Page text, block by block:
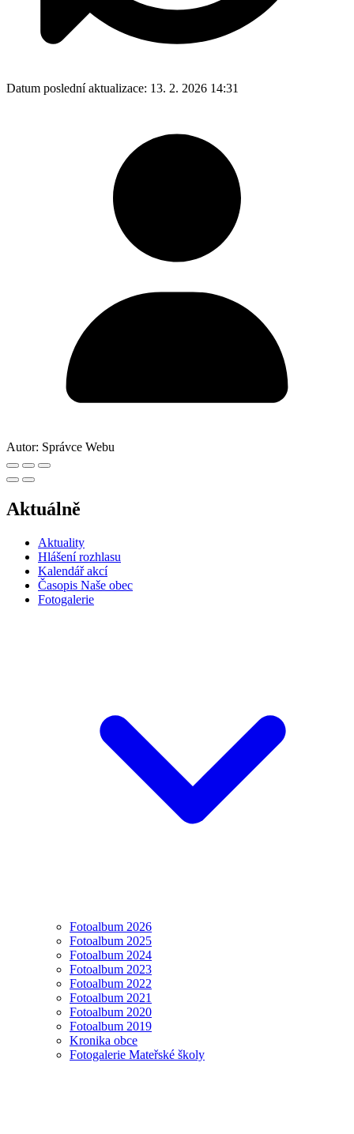
Datum poslední aktualizace: 13. 2. 2026 14:31
Autor: Správce Webu
Aktuálně
Aktuality
Hlášení rozhlasu
Kalendář akcí
Časopis Naše obec
Fotogalerie
Fotoalbum 2026
Fotoalbum 2025
Fotoalbum 2024
Fotoalbum 2023
Fotoalbum 2022
Fotoalbum 2021
Fotoalbum 2020
Fotoalbum 2019
Kronika obce
Fotogalerie Mateřské školy